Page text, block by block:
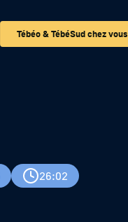
Tébéo & TébéSud chez vous
26:02